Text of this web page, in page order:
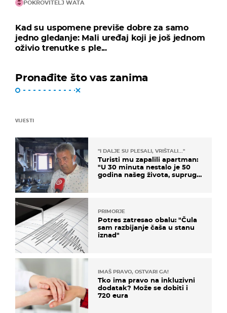
POKROVITELJ WATA
Kad su uspomene previše dobre za samo
jedno gledanje: Mali uređaj koji je još jednom
oživio trenutke s ple...
Pronađite što vas zanima
VIJESTI
"I DALJE SU PLESALI, VRIŠTALI..."
Turisti mu zapalili apartman:
"U 30 minuta nestalo je 50
godina našeg života, supruga
PRIMORJE
Potres zatresao obalu: "Čula
sam razbijanje čaša u stanu
iznad"
IMAŠ PRAVO, OSTVARI GA!
Tko ima pravo na inkluzivni
dodatak? Može se dobiti i
720 eura